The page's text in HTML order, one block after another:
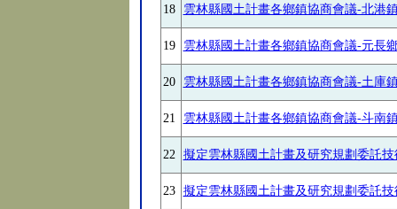
18 雲林縣國土計畫各鄉鎮協商會議-北港
19 雲林縣國土計畫各鄉鎮協商會議-元長
20 雲林縣國土計畫各鄉鎮協商會議-土庫
21 雲林縣國土計畫各鄉鎮協商會議-斗南
22 擬定雲林縣國土計畫及研究規劃委託
23 擬定雲林縣國土計畫及研究規劃委託